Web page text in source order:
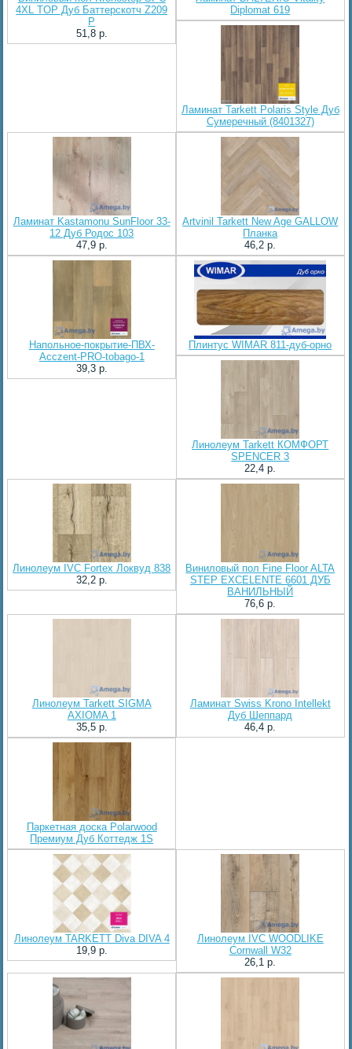
4XL TOP Дуб Баттерскотч Z209
P
51,8 p.
Diplomat 619
Ламинат Tarkett Polaris Style Дуб
Сумеречный (8401327)
Ламинат Kastamonu SunFloor 33-
12 Дуб Родос 103
47,9 p.
Artvinil Tarkett New Age GALLOW
Планка
46,2 p.
Напольное-покрытие-ПВХ-
Acczent-PRO-tobago-1
39,3 p.
Плинтус WIMAR 811-дуб-орно
Линолеум Tarkett КОМФОРТ
SPENCER 3
22,4 p.
Линолеум IVC Fortex Локвуд 838
32,2 p.
Виниловый пол Fine Floor ALTA
STEP EXCELENTE 6601 ДУБ
ВАНИЛЬНЫЙ
76,6 p.
Линолеум Tarkett SIGMA
AXIOMA 1
35,5 p.
Ламинат Swiss Krono Intellekt
Дуб Шеппард
46,4 p.
Паркетная доска Polarwood
Премиум Дуб Коттедж 1S
Линолеум TARKETT Diva DIVA 4
19,9 p.
Линолеум IVC WOODLIKE
Cornwall W32
26,1 p.